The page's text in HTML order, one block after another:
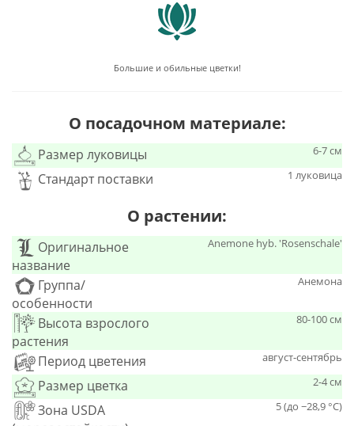
Большие и обильные цветки!
О посадочном материале:
Размер луковицы 6-7 см
Стандарт поставки 1 луковица
О растении:
Оригинальное
название
Anemone hyb. 'Rosenschale'
Группа/
особенности
Анемона
Высота взрослого
растения
80-100 см
Период цветения август-сентябрь
Размер цветка 2-4 см
Зона USDA
5 (до −28,9 °C)